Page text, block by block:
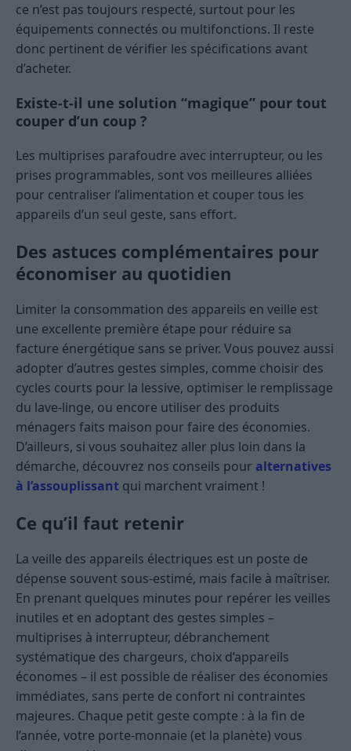
ce n’est pas toujours respecté, surtout pour les
équipements connectés ou multifonctions. Il reste
donc pertinent de vérifier les spécifications avant
d’acheter.
Existe-t-il une solution “magique” pour tout
couper d’un coup ?
Les multiprises parafoudre avec interrupteur, ou les
prises programmables, sont vos meilleures alliées
pour centraliser l’alimentation et couper tous les
appareils d’un seul geste, sans effort.
Des astuces complémentaires pour
économiser au quotidien
Limiter la consommation des appareils en veille est
une excellente première étape pour réduire sa
facture énergétique sans se priver. Vous pouvez aussi
adopter d’autres gestes simples, comme choisir des
cycles courts pour la lessive, optimiser le remplissage
du lave-linge, ou encore utiliser des produits
ménagers faits maison pour faire des économies.
D’ailleurs, si vous souhaitez aller plus loin dans la
démarche, découvrez nos conseils pour alternatives
à l’assouplissant qui marchent vraiment !
Ce qu’il faut retenir
La veille des appareils électriques est un poste de
dépense souvent sous-estimé, mais facile à maîtriser.
En prenant quelques minutes pour repérer les veilles
inutiles et en adoptant des gestes simples –
multiprises à interrupteur, débranchement
systématique des chargeurs, choix d’appareils
économes – il est possible de réaliser des économies
immédiates, sans perte de confort ni contraintes
majeures. Chaque petit geste compte : à la fin de
l’année, votre porte-monnaie (et la planète) vous